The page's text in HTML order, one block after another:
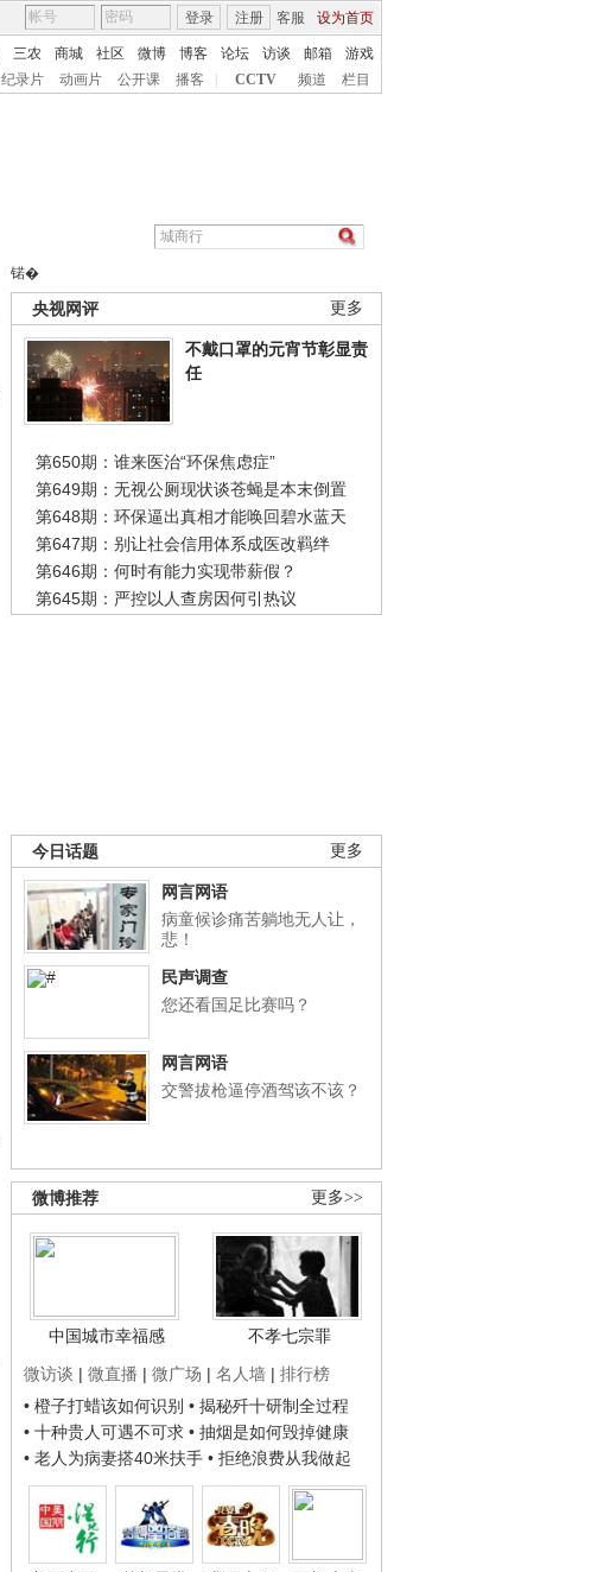
客服 设为首页
登录 注册
三农 商城 社区 微博 博客 论坛 访谈 邮箱
游戏
纪录片 动画片 公开课 播客 CCTV 频道 栏目
锘�
更多
央视网评
不戴口罩的元宵节彰显责
任
第650期：谁来医治“环保焦虑症”
第649期：无视公厕现状谈苍蝇是本末倒置
第648期：环保逼出真相才能唤回碧水蓝天
第647期：别让社会信用体系成医改羁绊
第646期：何时有能力实现带薪假？
第645期：严控以人查房因何引热议
更多
今日话题
网言网语
病童候诊痛苦躺地无人让，
悲！
民声调查
您还看国足比赛吗？
网言网语
交警拔枪逼停酒驾该不该？
更多>>
微博推荐
中国城市幸福感
不孝七宗罪
微访谈 | 微直播 | 微广场 | 名人墙 | 排行榜
• 橙子打蜡该如何识别 • 揭秘歼十研制全过程
• 十种贵人可遇不可求 • 抽烟是如何毁掉健康
• 老人为病妻搭40米扶手 • 拒绝浪费从我做起